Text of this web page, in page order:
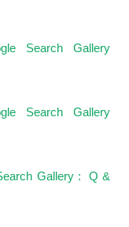
Search Gallery
Search Gallery
Gallery : Q &